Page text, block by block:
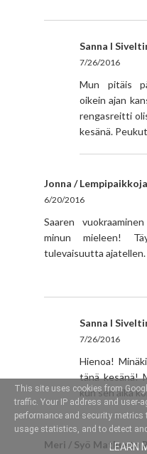
Sanna I
7/26/2016
Mun pitäis
oikein ajan
rengasreitti
kesänä.
Jonna /
6/20/2016
Saaren
minun mieleen!
tulevaisuutta ajatellen.
Sanna I
7/26/2016
Hienoa!
tänä kesänä!
kun sen aika
Meri / Syö Matkusta
This site uses cookies from
traffic. Your IP address and user-
performance and security
usage statistics, and to detect
LEARN